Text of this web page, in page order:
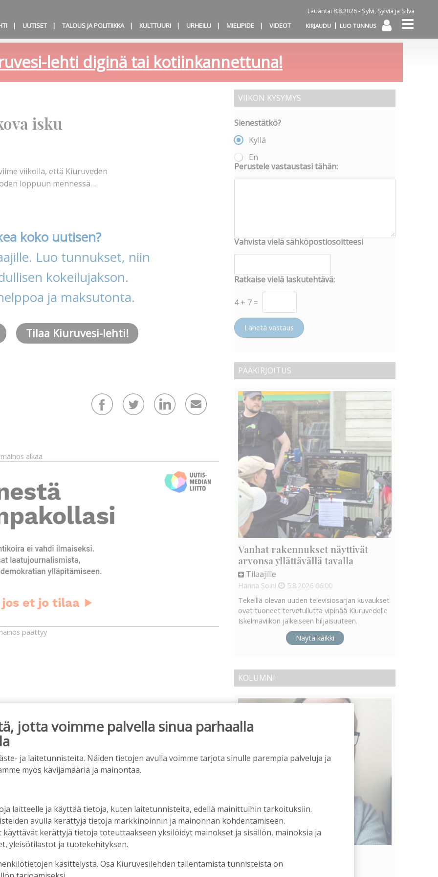
Lauantai 8.8.2026 - Sylvi, Sylvia ja Silva
UUTISET TALOUS JA POLITIIKKA KULTTUURI URHEILU MIELIPIDE VIDEOT KIRJAUDU LUO TUNNUS
lehti diginä tai kotiinkannettuna!
isku
viikolla, että Kiuruveden
loppuun mennessä…
koko uutisen?
Luo tunnukset, niin
kokeilujakson.
ja maksutonta.
Tilaa Kiuruvesi-lehti!
mainos alkaa
päättyy
arvonsa yllättävällä tavalla
myös menestyjiä
VIIKON KYSYMYS
Sienestätkö?
Kyllä
En
Perustele vastaustasi tähän:
Vahvista vielä sähköpostiosoitteesi
Ratkaise vielä laskutehtävä:
4 + 7 =
Lähetä vastaus
PÄÄKIRJOITUS
Vanhat rakennukset näyttivät
arvonsa yllättävällä tavalla
Tilaajille
Hanna Soini 5.8.2026 06:00
Tekeillä olevan uuden televisiosarjan kuvaukset
ovat tuoneet tervetullutta vipinää Kiuruvedelle
Iskelmäviikon jälkeiseen hiljaisuuteen.
Näytä kaikki
KOLUMNI
Aku Laatikainen
jotta voimme palvella sinua parhaalla
ja laitetunnisteita. Näiden tietojen avulla voimme tarjota sinulle parempia palveluja ja
myös kävijämääriä ja mainontaa.
laitteelle ja käyttää tietoja, kuten laitetunnisteita, edellä mainittuihin tarkoituksiin.
avulla kerättyjä tietoja markkinoinnin ja mainonnan kohdentamiseen.
kerättyjä tietoja toteuttaakseen yksilöidyt mainokset ja sisällön, mainoksia ja
yleisötilastot ja tuotekehityksen.
käsittelystä. Osa Kiuruvesilehden tallentamista tunnisteista on